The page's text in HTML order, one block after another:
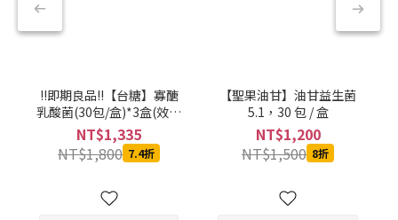
!!即期良品!!【台糖】寡醣
乳酸菌(30包/盒)*3盒(效期
至2027/05/12)
NT$1,335
NT$1,800 7.4折
【聖果油甘】油甘益生菌
5.1，30 包 / 盒
NT$1,200
NT$1,500 8折